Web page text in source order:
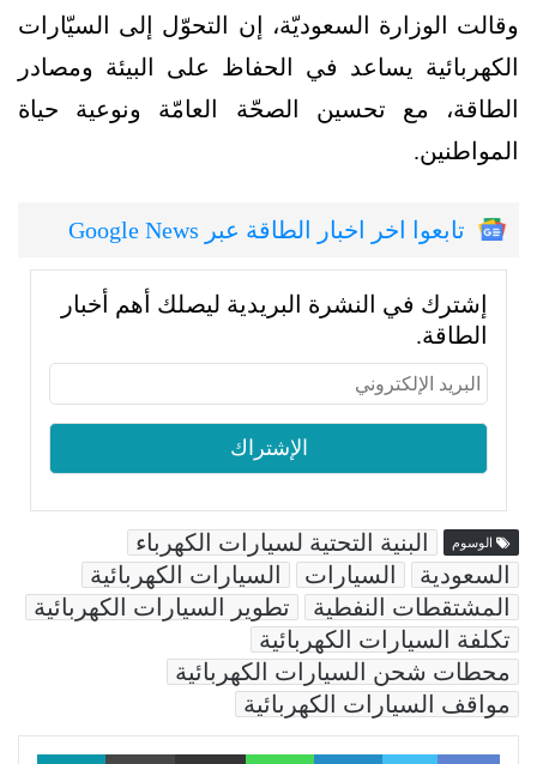
وقالت الوزارة السعوديّة، إن التحوّل إلى السيّارات
الكهربائية يساعد في الحفاظ على البيئة ومصادر
الطاقة، مع تحسين الصحّة العامّة ونوعية حياة
المواطنين.
تابعوا اخر اخبار الطاقة عبر Google News
إشترك في النشرة البريدية ليصلك أهم أخبار
الطاقة.
الوسوم
البنية التحتية لسيارات الكهرباء
السعودية
السيارات
السيارات الكهربائية
المشتقطات النفطية
تطوير السيارات الكهربائية
تكلفة السيارات الكهربائية
محطات شحن السيارات الكهربائية
مواقف السيارات الكهربائية
Facebook
LinkedIn
WhatsAppمشاركة عبر البريد طباعة